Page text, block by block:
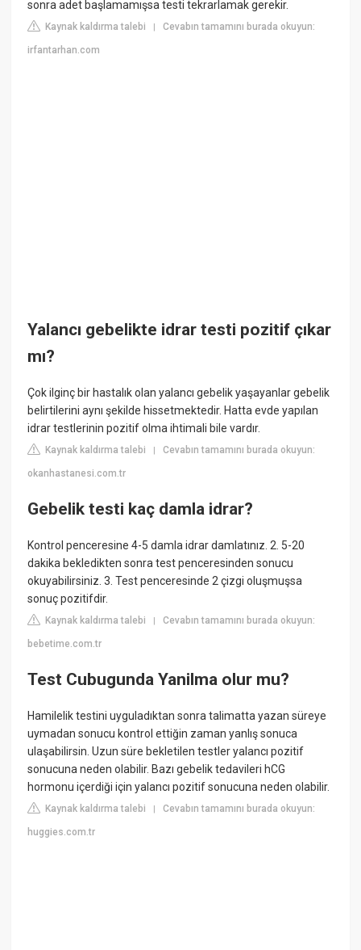
sonra adet başlamamışsa testi tekrarlamak gerekir.
Kaynak kaldırma talebi |Cevabın tamamını burada okuyun:
irfantarhan.com
Yalancı gebelikte idrar testi pozitif çıkar
mı?
Çok ilginç bir hastalık olan yalancı gebelik yaşayanlar gebelik
belirtilerini aynı şekilde hissetmektedir. Hatta evde yapılan
idrar testlerinin pozitif olma ihtimali bile vardır.
Kaynak kaldırma talebi |Cevabın tamamını burada okuyun:
okanhastanesi.com.tr
Gebelik testi kaç damla idrar?
Kontrol penceresine 4-5 damla idrar damlatınız. 2. 5-20
dakika bekledikten sonra test penceresinden sonucu
okuyabilirsiniz. 3. Test penceresinde 2 çizgi oluşmuşsa
sonuç pozitifdir.
Kaynak kaldırma talebi |Cevabın tamamını burada okuyun:
bebetime.com.tr
Test Cubugunda Yanilma olur mu?
Hamilelik testini uyguladıktan sonra talimatta yazan süreye
uymadan sonucu kontrol ettiğin zaman yanlış sonuca
ulaşabilirsin. Uzun süre bekletilen testler yalancı pozitif
sonucuna neden olabilir. Bazı gebelik tedavileri hCG
hormonu içerdiği için yalancı pozitif sonucuna neden olabilir.
Kaynak kaldırma talebi |Cevabın tamamını burada okuyun:
huggies.com.tr